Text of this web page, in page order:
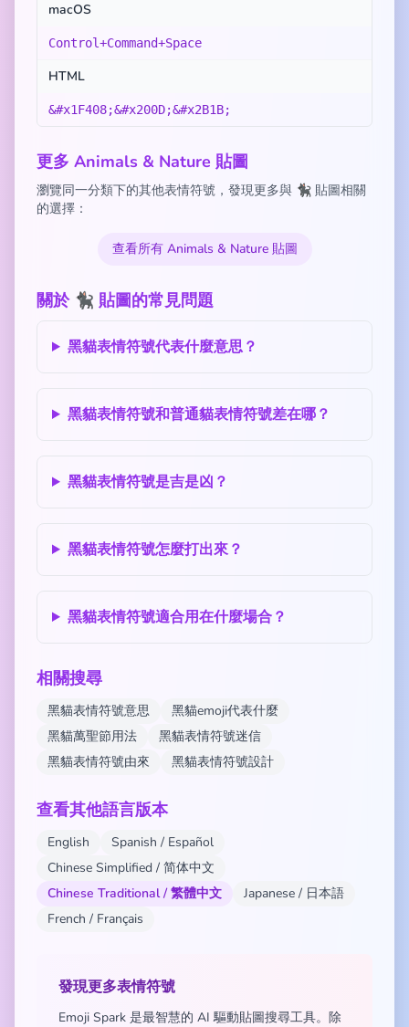
macOS
Control+Command+Space
HTML
&#x1F408;&#x200D;&#x2B1B;
更多 Animals & Nature 貼圖
瀏覽同一分類下的其他表情符號，發現更多與 🐈‍⬛ 貼圖相關
的選擇：
查看所有 Animals & Nature 貼圖
關於 🐈‍⬛ 貼圖的常見問題
黑貓表情符號代表什麼意思？
黑貓表情符號和普通貓表情符號差在哪？
黑貓表情符號是吉是凶？
黑貓表情符號怎麼打出來？
黑貓表情符號適合用在什麼場合？
相關搜尋
黑貓表情符號意思
黑貓emoji代表什麼
黑貓萬聖節用法
黑貓表情符號迷信
黑貓表情符號由來
黑貓表情符號設計
查看其他語言版本
English
Spanish / Español
Chinese Simplified / 简体中文
Chinese Traditional / 繁體中文
Japanese / 日本語
French / Français
發現更多表情符號
Emoji Spark 是最智慧的 AI 驅動貼圖搜尋工具。除